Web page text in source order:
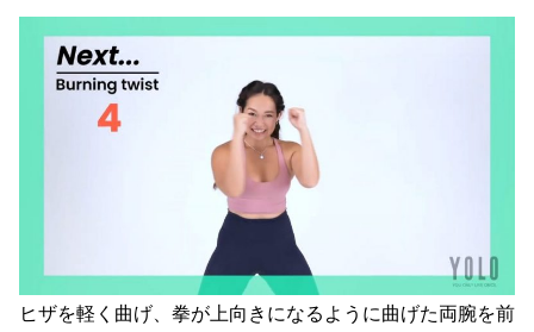
ヒザを軽く曲げ、拳が上向きになるように曲げた両腕を前